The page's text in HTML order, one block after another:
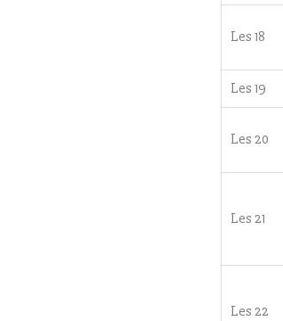
Les 18
Les 19
Les 20
Les 21
Les 22